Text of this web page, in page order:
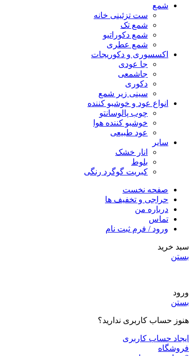
شمع
ست تزئینی خانه
شمع تک
شمع دکوراتیو
شمع عطری
اکسسوری و دکوریجات
جا عودی
جاشمعی
دکوری
سینی زیر شمع
انواع عود و خوشبو کننده
چوب پالوسانتو
خوشبو کننده هوا
عود طبیعی
سایر
انار خشک
بلوط
کبریت گوگرد رنگی
صفحه نخست
حراجی و تخفیف ها
درباره من
تماس
ورود / فرم ثبت نام
سبد خرید
بستن
ورود
بستن
هنوز حساب کاربری ندارید؟
ایجاد حساب کاربری
فروشگاه